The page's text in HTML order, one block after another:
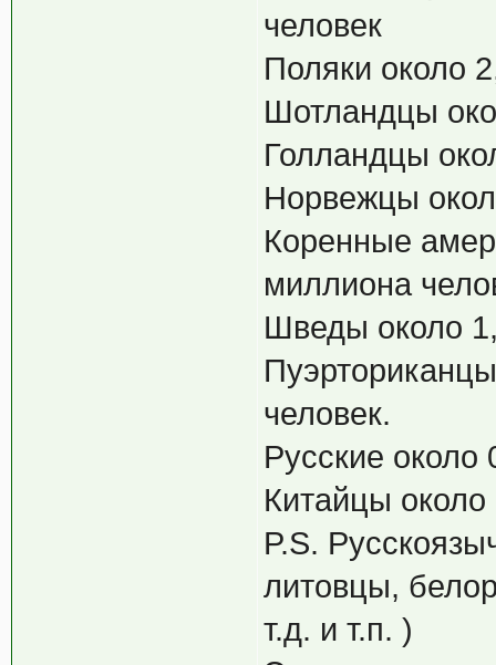
человек
Поляки около
Шотландцы
Голландцы
Норвежцы
Коренные
миллиона
Шведы около
человек.
Русские около
Китайцы
P.S.
литовцы,
т.д. и т.п. )